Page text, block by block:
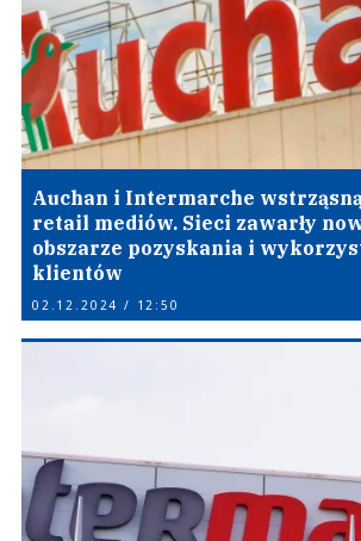
Auchan i Intermarche
retail mediów. Sieci zawarły
obszarze pozyskania i
klientów
02.12.2024 / 12:50